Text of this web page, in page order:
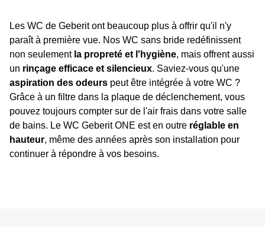
Les WC de Geberit ont beaucoup plus à offrir qu'il n'y
paraît à première vue. Nos WC sans bride redéfinissent
non seulement la propreté et l'hygiène, mais offrent aussi
un rinçage efficace et silencieux. Saviez-vous qu'une
aspiration des odeurs peut être intégrée à votre WC ?
Grâce à un filtre dans la plaque de déclenchement, vous
pouvez toujours compter sur de l'air frais dans votre salle
de bains. Le WC Geberit ONE est en outre réglable en
hauteur, même des années après son installation pour
continuer à répondre à vos besoins.